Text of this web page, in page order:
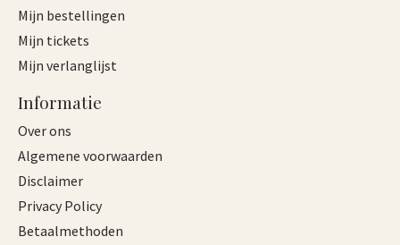
Mijn bestellingen
Mijn tickets
Mijn verlanglijst
Informatie
Over ons
Algemene voorwaarden
Disclaimer
Privacy Policy
Betaalmethoden